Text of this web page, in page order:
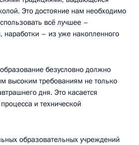
Это достояние нам необходимо
всё лучшее –
наработки – из уже накопленного
безусловно должно
высоким требованиям не только
дня. Это касается
и технической
образовательных учреждений